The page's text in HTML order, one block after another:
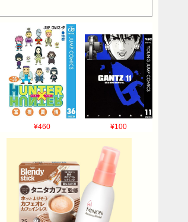
¥460 ¥100